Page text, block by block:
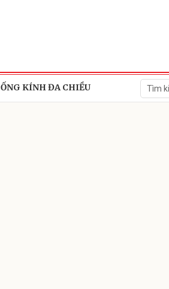
ỐNG KÍNH ĐA CHIỀU